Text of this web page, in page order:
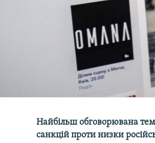
Найбільш обговорювана
санкцій проти низки